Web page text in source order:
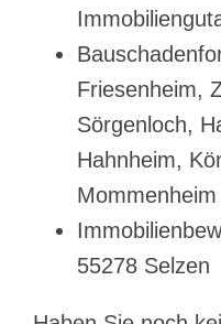
Friesenheim,
Sörgenloch,
Hahnheim,
Mommenheim
55278 Selzen